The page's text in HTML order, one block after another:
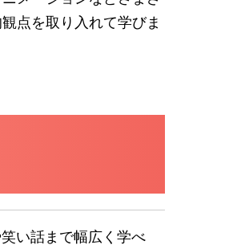
点を取り入れて学びま
い話まで幅広く学べ